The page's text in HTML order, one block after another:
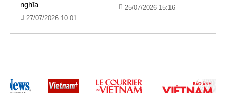
nghĩa
27/07/2026 10:01
25/07/2026 15:16